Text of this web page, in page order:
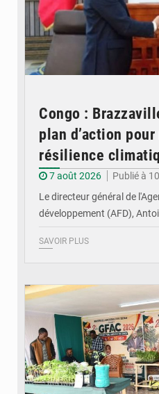
Congo :
plan d’action
résilience
7 août 2026
Publié à
Le directeur général de
développement (AFD),
SAVOIR PLUS